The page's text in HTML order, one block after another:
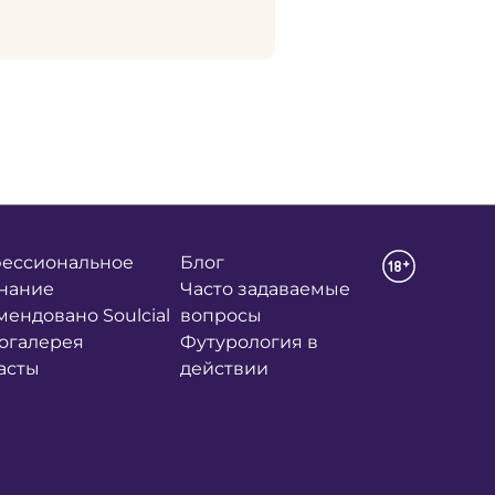
Soulcial
Блог
Часто задаваемые
вопросы
Футурология в
действии